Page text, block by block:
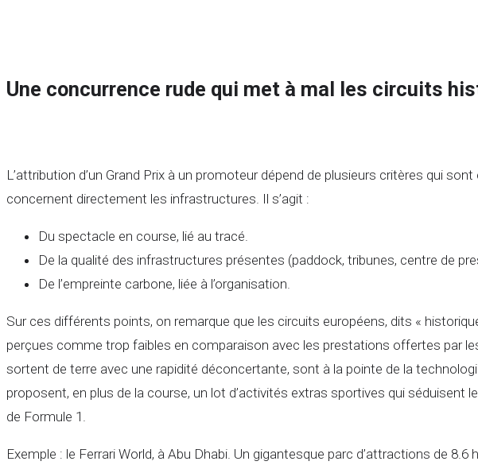
Une concurrence rude qui met à mal les circuits
L’attribution d’un Grand Prix à un promoteur dépend de plusieurs critères qui sont
concernent directement les infrastructures. Il s’agit :
Du spectacle en course, lié au tracé.
De la qualité des infrastructures présentes (paddock, tribunes, centre de
De l’empreinte carbone, liée à l’organisation.
Sur ces différents points, on remarque que les circuits européens, dits «
perçues comme trop faibles en comparaison avec les prestations offertes par
sortent de terre avec une rapidité déconcertante, sont à la pointe de la
proposent, en plus de la course, un lot d’activités extras sportives qui séduisent
de Formule 1.
Exemple : le Ferrari World, à Abu Dhabi. Un gigantesque parc d’attractions de